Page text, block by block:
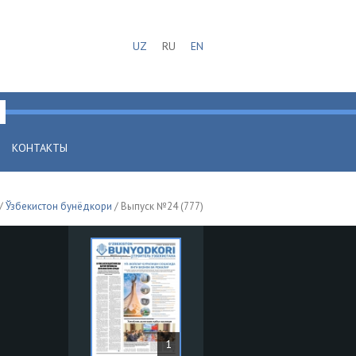
UZ RU EN
КОНТАКТЫ
Ўзбекистон бунёдкори / Выпуск №24 (777)
1